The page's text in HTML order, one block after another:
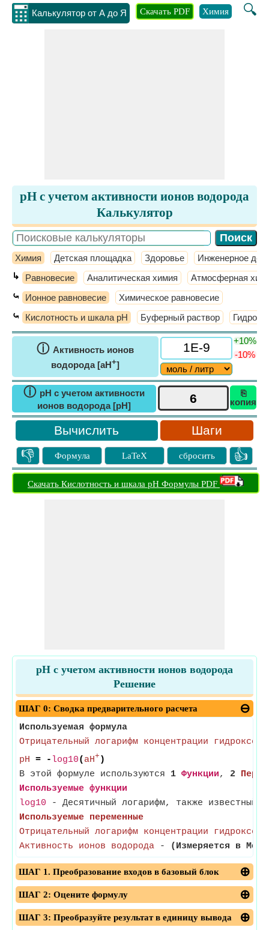
Калькулятор от А до Я 🔍
Скачать PDF Химия
pH с учетом активности ионов водорода
Калькулятор
Химия Детская площадка Здоровье Инженерное
↳ Равновесие Аналитическая химия Атмосферная
⤿ Ионное равновесие Химическое равновесие
⤿ Кислотность и шкала pH Буферный раствор
ⓘ Активность ионов
водорода [aH+]
+10%
-10%
ⓘ pH с учетом активности
ионов водорода [pH]
⎘
копия
Шаги
👎 Формула LaTeX сбросить 👍
Скачать Кислотность и шкала pH Формулы PDF
pH с учетом активности ионов водорода
Решение
ШАГ 0: Сводка предварительного расчета
Используемая формула
Отрицательный логарифм концентрации
pH = - log10( aH+ )
В этой формуле используются 1 Функции, 2
Используемые функции
log10 - Десятичный логарифм, также известный
Используемые переменные
Отрицательный логарифм концентрации
Активность ионов водорода - (Измеряется в
ШАГ 1. Преобразование входов в базовый блок
ШАГ 2: Оцените формулу
ШАГ 3: Преобразуйте результат в единицу вывода